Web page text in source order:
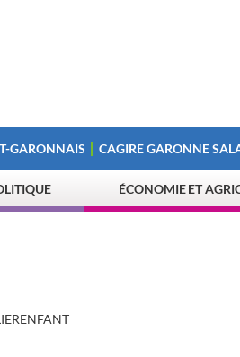
GARONNAIS CAGIRE GARONNE
ÉCONOMIE ET